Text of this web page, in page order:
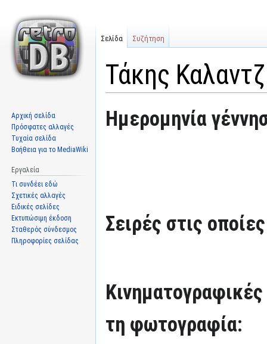
Τάκης
Μετάβαση
στην
Πήδηση
στην
Ημερομηνία
Σειρές στις
Κινηματογραφικές
τη φωτογραφία:
Σελίδα Συζήτηση
Αρχική σελίδα
Πρόσφατες αλλαγές
Τυχαία σελίδα
Βοήθεια για το MediaWiki
Εργαλεία
Τι συνδέει εδώ
Σχετικές αλλαγές
Ειδικές σελίδες
Εκτυπώσιμη έκδοση
Σταθερός σύνδεσμος
Πληροφορίες σελίδας